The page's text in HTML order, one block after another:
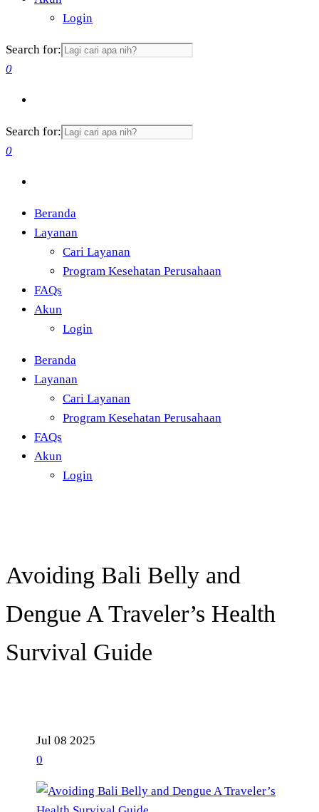
Login
Search for:
0
Search for:
0
Beranda
Layanan
Cari Layanan
Program Kesehatan Perusahaan
FAQs
Akun
Login
Beranda
Layanan
Cari Layanan
Program Kesehatan Perusahaan
FAQs
Akun
Login
Avoiding Bali Belly and
Dengue A Traveler’s Health
Survival Guide
Jul08 2025
0